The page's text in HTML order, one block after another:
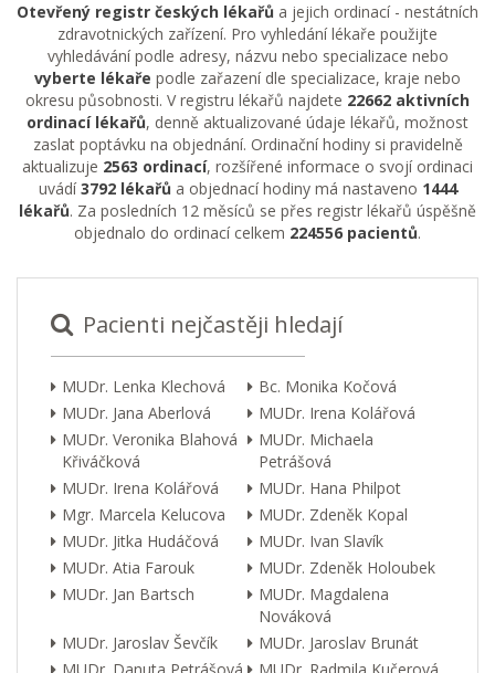
Otevřený registr českých lékařů a jejich ordinací - nestátních
zdravotnických zařízení. Pro vyhledání lékaře použijte
vyhledávání podle adresy, názvu nebo specializace nebo
vyberte lékaře podle zařazení dle specializace, kraje nebo
okresu působnosti. V registru lékařů najdete 22662 aktivních
ordinací lékařů, denně aktualizované údaje lékařů, možnost
zaslat poptávku na objednání. Ordinační hodiny si pravidelně
aktualizuje 2563 ordinací, rozšířené informace o svojí ordinaci
uvádí3792 lékařů a objednací hodiny má nastaveno 1444
lékařů. Za posledních 12 měsíců se přes registr lékařů úspěšně
objednalo do ordinací celkem 224556 pacientů.
Pacienti nejčastěji hledají
MUDr. Lenka Klechová
Bc. Monika Kočová
MUDr. Jana Aberlová
MUDr. Irena Kolářová
MUDr. Veronika Blahová
Křiváčková
MUDr. Michaela
Petrášová
MUDr. Irena Kolářová
MUDr. Hana Philpot
Mgr. Marcela Kelucova
MUDr. Zdeněk Kopal
MUDr. Jitka Hudáčová
MUDr. Ivan Slavík
MUDr. Atia Farouk
MUDr. Zdeněk Holoubek
MUDr. Jan Bartsch
MUDr. Magdalena
Nováková
MUDr. Jaroslav Ševčík
MUDr. Jaroslav Brunát
MUDr. Danuta Petrášová
MUDr. Radmila Kučerová